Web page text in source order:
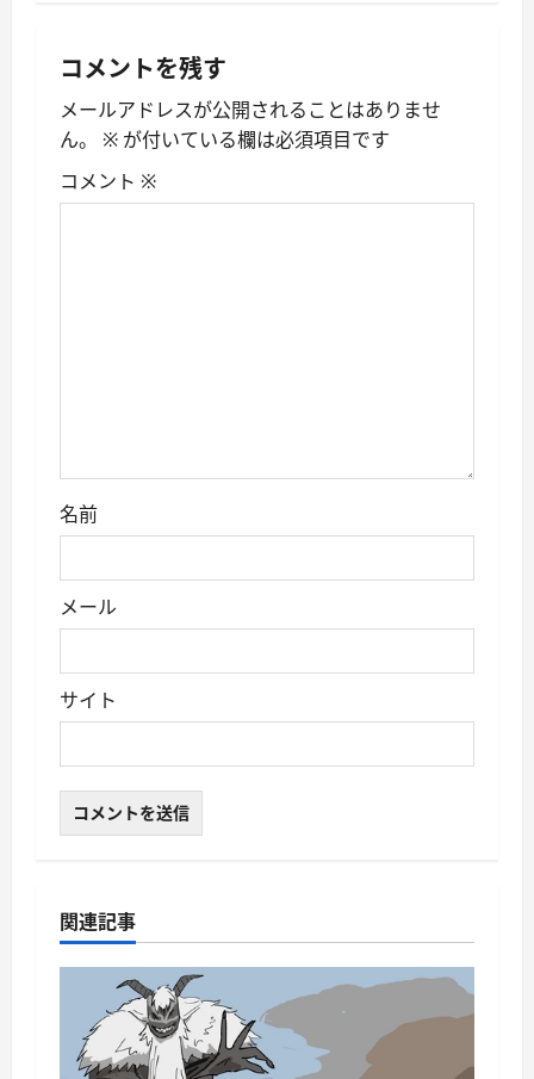
ゲ
ー
シ
ョ
コメントを残す
メールアドレスが公開されることはありませ
ん。
※ が付いている欄は必須項目です
コメント ※
名前
メール
サイト
関連記事